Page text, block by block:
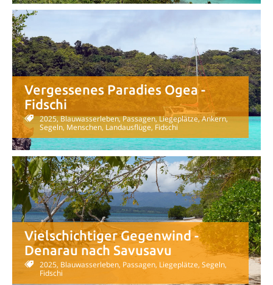
Vergessenes Paradies Ogea -
Fidschi
2025, Blauwasserleben, Passagen, Liegeplätze, Ankern,
Segeln, Menschen, Landausflüge, Fidschi
Vielschichtiger Gegenwind -
Denarau nach Savusavu
2025, Blauwasserleben, Passagen, Liegeplätze, Segeln,
Fidschi